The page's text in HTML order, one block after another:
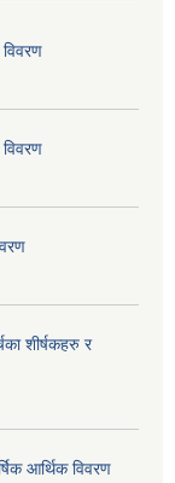
शीर्षकहरु र
आर्थिक विवरण